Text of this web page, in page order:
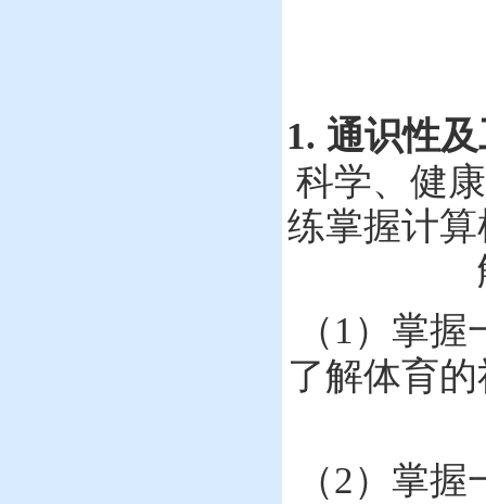
1. 通识性
科学、健
练掌握计
（ 1） 掌握
了解体育
（2） 掌握